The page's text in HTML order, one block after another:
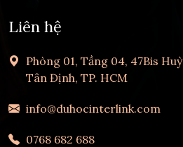
Liên hệ
Phòng 01, Tầng 04, 47Bis
Tân Định, TP. HCM
info@duhocinterlink.com
0768 682 688